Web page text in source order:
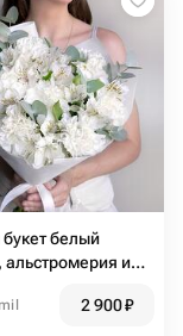
белый
альстромерия и
2 900₽